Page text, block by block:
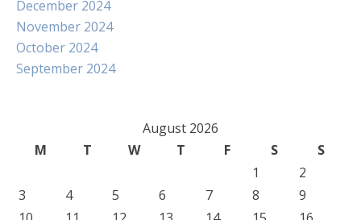
December 2024
November 2024
October 2024
September 2024
August 2026
M
T W T F S
S
1
2
3
4 5 6 7 8
9